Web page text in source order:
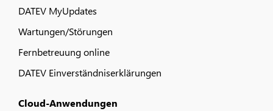
DATEV MyUpdates
Wartungen/Störungen
Fernbetreuung online
DATEV Einverständniserklärungen
Cloud-Anwendungen